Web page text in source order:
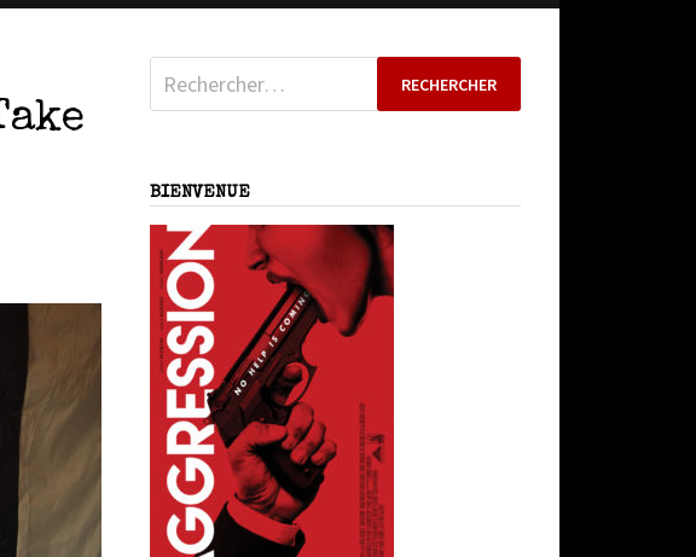
Rechercher :
BIENVENUE